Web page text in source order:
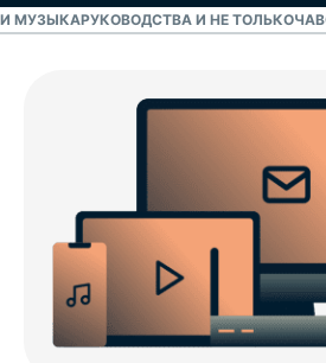
МУЗЫКАРУКОВОДСТВА И НЕ ТОЛЬКО
Международные потоковые
Социальные сети